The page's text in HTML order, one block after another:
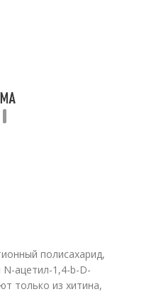
полисахарид,
ацетил-1,4-b-D-
только из хитина,